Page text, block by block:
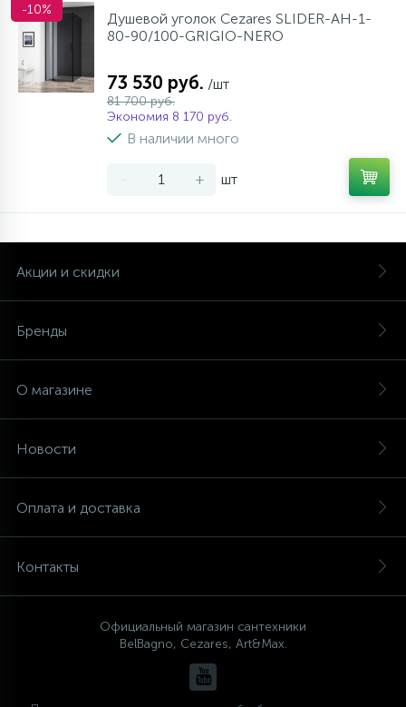
-10%
Душевой уголок Cezares SLIDER-AH-1-
80-90/100-GRIGIO-NERO
73 530 руб. /шт
81 700 руб.
Экономия 8 170 руб.
В наличии много
- + шт
Акции и скидки
Бренды
О магазине
Новости
Оплата и доставка
Контакты
Официальный магазин сантехники
BelBagno, Cezares, Art&Max.